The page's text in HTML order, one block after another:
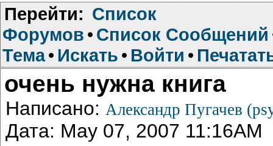
Перейти: Список
Форумов • Список Сообщений
Тема• Искать • Войти •
очень нужна книга
Написано: Александр Пугачев
Дата: May 07, 2007 11:16AM